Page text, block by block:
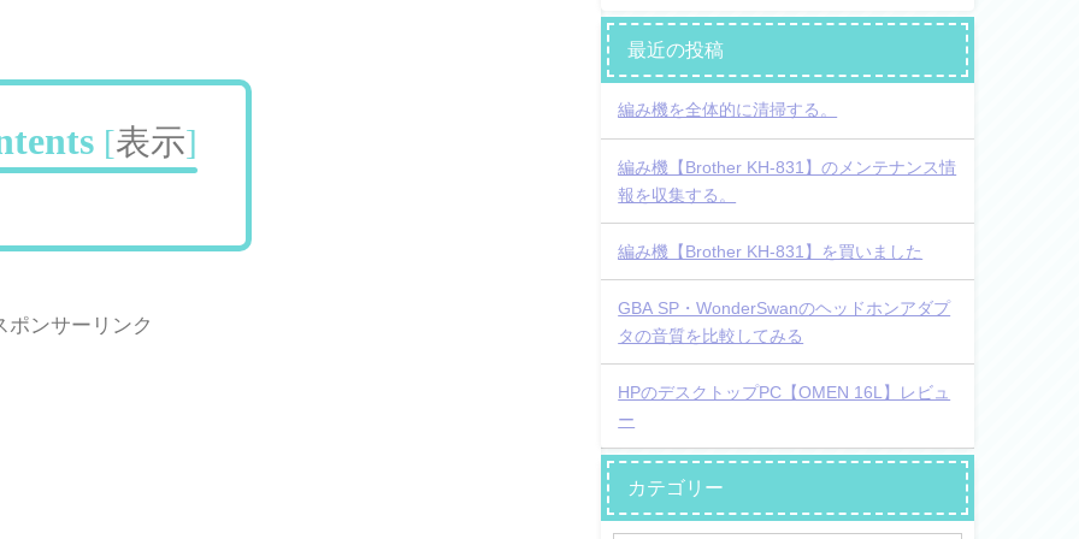
[表示]
ポンサーリンク
最近の投稿
編み機を全体的に清掃する。
編み機【Brother KH-831】のメンテナンス情
報を収集する。
編み機【Brother KH-831】を買いました
GBA SP・WonderSwanのヘッドホンアダプ
タの音質を比較してみる
HPのデスクトップPC【OMEN 16L】レビュ
ー
カテゴリー